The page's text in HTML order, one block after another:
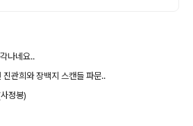
나네요..
관희와 장백지 스캔들 파문..
정봉)